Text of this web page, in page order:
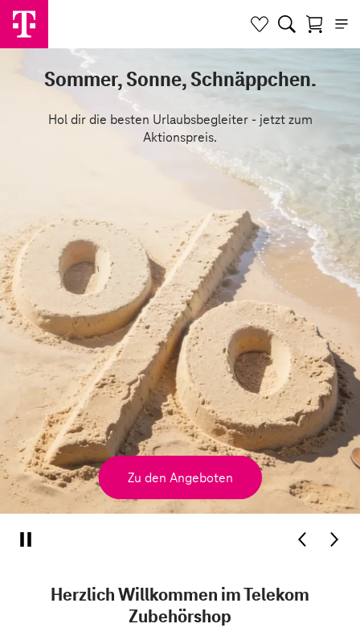
Sommer, Sonne, Schnäppchen.
Hol dir die besten Urlaubsbegleiter - jetzt zum
Aktionspreis.
Zu den Angeboten
Herzlich Willkommen im Telekom
Zubehörshop